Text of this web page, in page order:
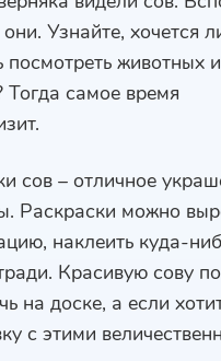
Узнайте, хочется
посмотреть животных
самое время
сов – отличное
Раскраски можно
наклеить куда-
Красивую сову
на доске, а если
с этими